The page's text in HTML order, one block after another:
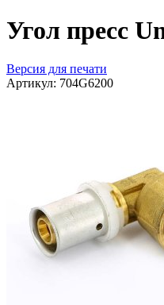
Угол пресс
Версия для печати
Артикул: 704G6200